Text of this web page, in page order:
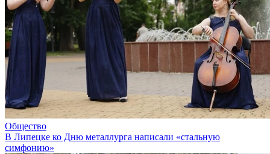
Общество
В Липецке ко Дню металлурга написали «стальную
симфонию»